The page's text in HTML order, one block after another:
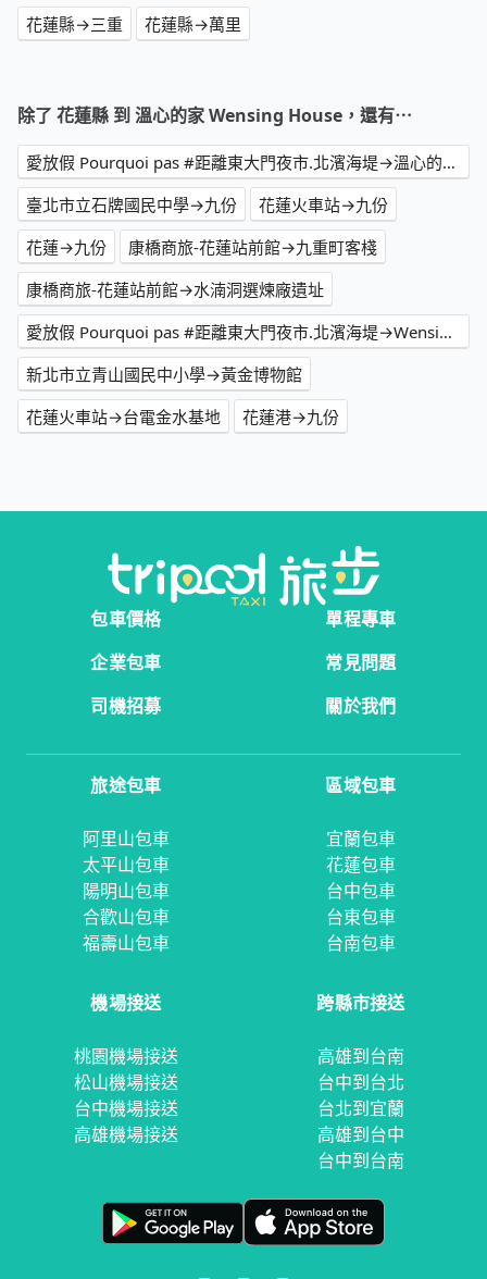
花蓮縣→三重
花蓮縣→萬里
除了 花蓮縣 到 溫心的家 Wensing House，還有⋯
愛放假 Pourquoi pas #距離東大門夜市.北濱海堤→溫心的家 Wensing House
臺北市立石牌國民中學→九份
花蓮火車站→九份
花蓮→九份
康橋商旅-花蓮站前館→九重町客棧
康橋商旅-花蓮站前館→水湳洞選煉廠遺址
愛放假 Pourquoi pas #距離東大門夜市.北濱海堤→Wensing house
新北市立青山國民中小學→黃金博物館
花蓮火車站→台電金水基地
花蓮港→九份
包車價格
單程專車
企業包車
常見問題
司機招募
關於我們
旅途包車
阿里山包車
太平山包車
陽明山包車
合歡山包車
福壽山包車
區域包車
宜蘭包車
花蓮包車
台中包車
台東包車
台南包車
機場接送
桃園機場接送
松山機場接送
台中機場接送
高雄機場接送
跨縣市接送
高雄到台南
台中到台北
台北到宜蘭
高雄到台中
台中到台南